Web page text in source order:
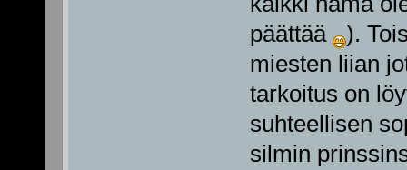
päättää
).
miesten liian
tarkoitus on
suhteellisen
silmin